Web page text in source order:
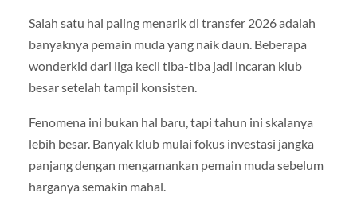
Salah satu hal paling menarik di transfer 2026 adalah
banyaknya pemain muda yang naik daun. Beberapa
wonderkid dari liga kecil tiba-tiba jadi incaran klub
besar setelah tampil konsisten.
Fenomena ini bukan hal baru, tapi tahun ini skalanya
lebih besar. Banyak klub mulai fokus investasi jangka
panjang dengan mengamankan pemain muda sebelum
harganya semakin mahal.